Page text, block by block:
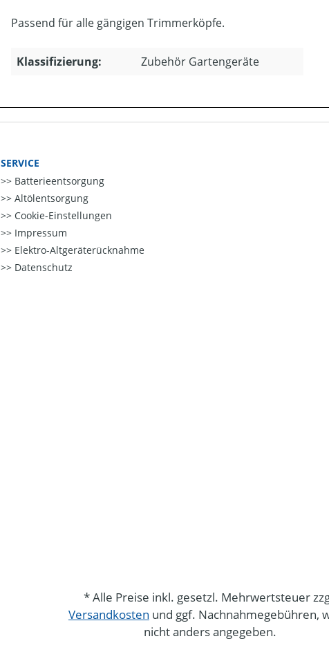
Passend für alle gängigen Trimmerköpfe.
Klassifizierung: Zubehör Gartengeräte
SERVICE
Batterieentsorgung
Altölentsorgung
Cookie-Einstellungen
Impressum
Elektro-Altgeräterücknahme
Datenschutz
* Alle Preise inkl. gesetzl. Mehrwertsteuer
Versandkosten und ggf. Nachnahmegebühren,
nicht anders angegeben.